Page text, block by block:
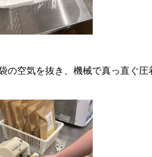
の空気を抜き、機械で真っ直ぐ圧